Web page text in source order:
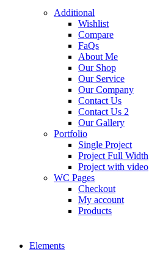
Additional
Wishlist
Compare
FaQs
About Me
Our Shop
Our Service
Our Company
Contact Us
Contact Us 2
Our Gallery
Portfolio
Single Project
Project Full Width
Project with video
WC Pages
Checkout
My account
Products
Elements